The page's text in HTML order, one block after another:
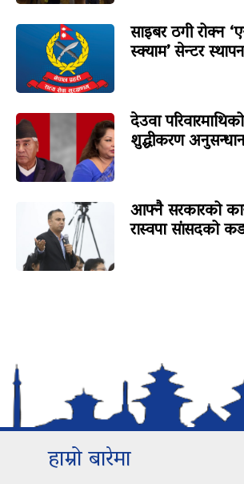
साइबर ठगी रोक्न
स्क्याम’ सेन्टर
देउवा
शुद्धीकरण
आफ्नै सरकारको
रास्वपा सांसदको
हाम्रो बारेमा